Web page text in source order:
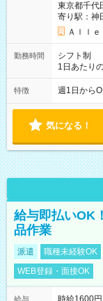
東京都千代
寄り駅：神
Ａｌｌ
勤務時間
シフト制
1日あたり
実働時間：
能！ └平日
18:00
特徴 週1日から
気になる！
給与即払いOK
品作業
派遣 職種未経験OK
WEB登録・面接OK
給与
時給1600円